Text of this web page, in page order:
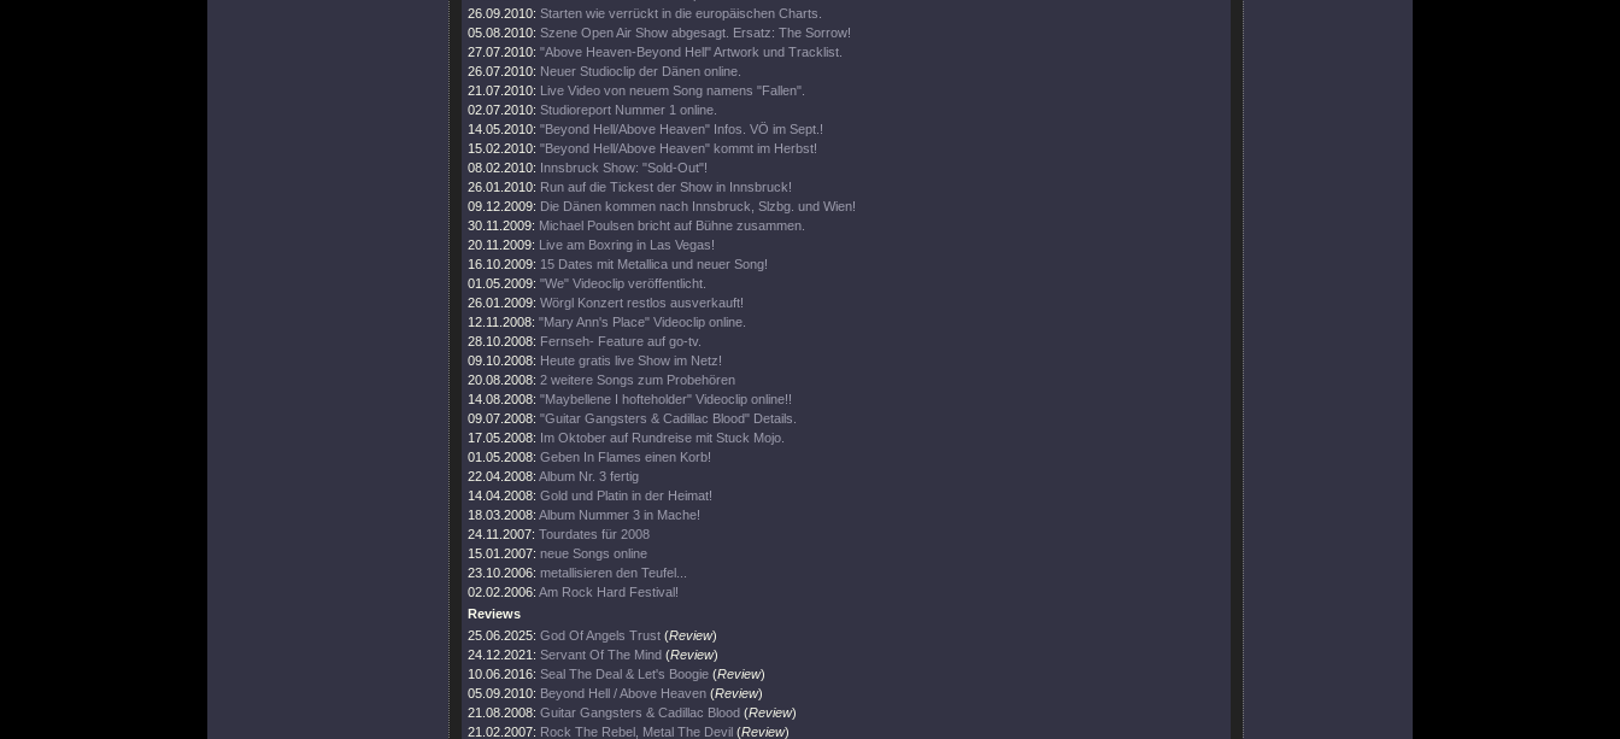
26.09.2010: Starten wie verrückt in die europäischen Charts.
05.08.2010: Szene Open Air Show abgesagt. Ersatz: The Sorrow!
27.07.2010: "Above Heaven-Beyond Hell" Artwork und Tracklist.
26.07.2010: Neuer Studioclip der Dänen online.
21.07.2010: Live Video von neuem Song namens "Fallen".
02.07.2010: Studioreport Nummer 1 online.
14.05.2010: "Beyond Hell/Above Heaven" Infos. VÖ im Sept.!
15.02.2010: "Beyond Hell/Above Heaven" kommt im Herbst!
08.02.2010: Innsbruck Show: "Sold-Out"!
26.01.2010: Run auf die Tickest der Show in Innsbruck!
09.12.2009: Die Dänen kommen nach Innsbruck, Slzbg. und Wien!
30.11.2009: Michael Poulsen bricht auf Bühne zusammen.
20.11.2009: Live am Boxring in Las Vegas!
16.10.2009: 15 Dates mit Metallica und neuer Song!
01.05.2009: "We" Videoclip veröffentlicht.
26.01.2009: Wörgl Konzert restlos ausverkauft!
12.11.2008: "Mary Ann's Place" Videoclip online.
28.10.2008: Fernseh- Feature auf go-tv.
09.10.2008: Heute gratis live Show im Netz!
20.08.2008: 2 weitere Songs zum Probehören
14.08.2008: "Maybellene I hofteholder" Videoclip online!!
09.07.2008: "Guitar Gangsters & Cadillac Blood" Details.
17.05.2008: Im Oktober auf Rundreise mit Stuck Mojo.
01.05.2008: Geben In Flames einen Korb!
22.04.2008: Album Nr. 3 fertig
14.04.2008: Gold und Platin in der Heimat!
18.03.2008: Album Nummer 3 in Mache!
24.11.2007: Tourdates für 2008
15.01.2007: neue Songs online
23.10.2006: metallisieren den Teufel...
02.02.2006: Am Rock Hard Festival!
Reviews
25.06.2025: God Of Angels Trust (Review)
24.12.2021: Servant Of The Mind (Review)
10.06.2016: Seal The Deal & Let's Boogie (Review)
05.09.2010: Beyond Hell / Above Heaven (Review)
21.08.2008: Guitar Gangsters & Cadillac Blood (Review)
21.02.2007: Rock The Rebel, Metal The Devil (Review)